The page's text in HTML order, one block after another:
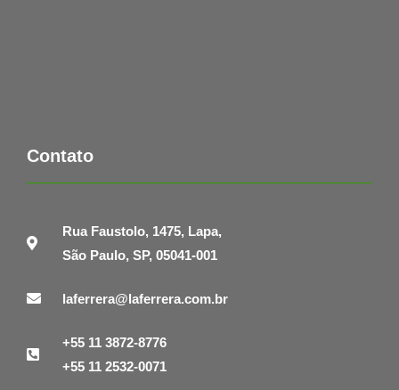
Contato
Rua Faustolo, 1475, Lapa,
São Paulo, SP, 05041-001
laferrera@laferrera.com.br
+55 11 3872-8776
+55 11 2532-0071